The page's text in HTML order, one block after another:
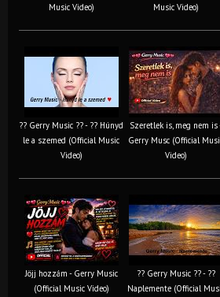
Music Video)
Music Video)
?? Gerry Music ?? - ?? Húnyd
le a szemed (Official Music
Video)
Szeretlek is, meg nem is
Gerry Musc (Official
Video)
Jöjj hozzám - Gerry Music
(Official Music Video)
?? Gerry Music ?? - ??
Naplemente (Official